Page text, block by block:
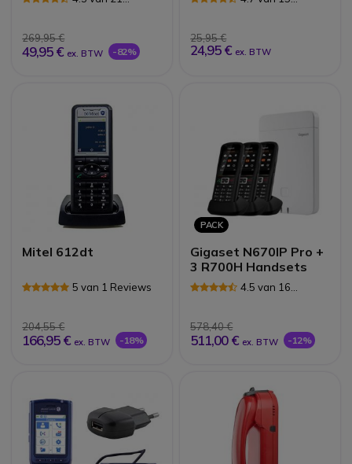
269,95 €
49,95 € ex. BTW -82%
25,95 €
24,95 € ex. BTW
Mitel 612dt
5 van 1 Reviews
204,55 €
166,95 € ex. BTW -18%
PACK
Gigaset N670IP Pro +
3 R700H Handsets
4.5 van 16
578,40 €
511,00 € ex. BTW -12%